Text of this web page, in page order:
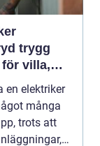
villa,
och
en elektriker
många
trots att